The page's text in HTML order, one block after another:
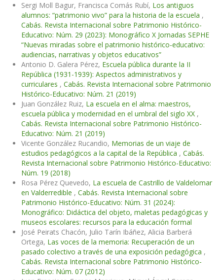
Sergi Moll Bagur, Francisca Comás Rubí, Los antiguos
alumnos: “patrimonio vivo” para la historia de la escuela ,
Cabás. Revista Internacional sobre Patrimonio Histórico-
Educativo: Núm. 29 (2023): Monográfico X Jornadas SEPHE
“Nuevas miradas sobre el patrimonio histórico-educativo:
audiencias, narrativas y objetos educativos”
Antonio D. Galera Pérez, Escuela pública durante la II
República (1931-1939): Aspectos administrativos y
curriculares , Cabás. Revista Internacional sobre Patrimonio
Histórico-Educativo: Núm. 21 (2019)
Juan González Ruiz, La escuela en el alma: maestros,
escuela pública y modernidad en el umbral del siglo XX ,
Cabás. Revista Internacional sobre Patrimonio Histórico-
Educativo: Núm. 21 (2019)
Vicente González Rucandio, Memorias de un viaje de
estudios pedagógicos a la capital de la República , Cabás.
Revista Internacional sobre Patrimonio Histórico-Educativo:
Núm. 19 (2018)
Rosa Pérez Quevedo, La escuela de Castrillo de Valdelomar
en Valderredible , Cabás. Revista Internacional sobre
Patrimonio Histórico-Educativo: Núm. 31 (2024):
Monográfico: Didáctica del objeto, maletas pedagógicas y
museos escolares: recursos para la educación formal
José Peirats Chacón, Julio Tarín Ibáñez, Alicia Barberá
Ortega, Las voces de la memoria: Recuperación de un
pasado colectivo a través de una exposición pedagógica ,
Cabás. Revista Internacional sobre Patrimonio Histórico-
Educativo: Núm. 07 (2012)